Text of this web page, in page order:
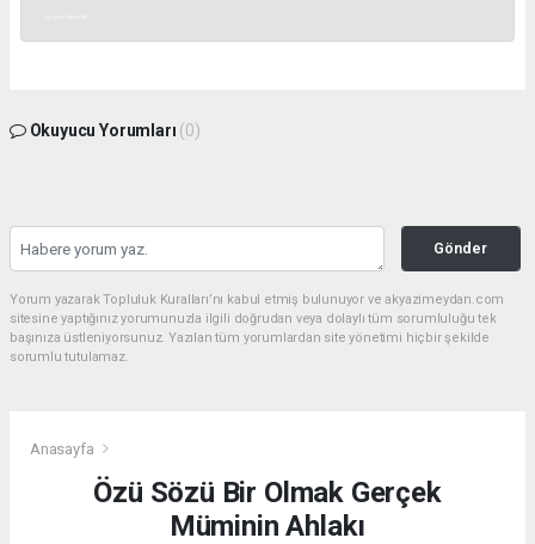
Okuyucu Yorumları (0)
Gönder
Yorum yazarak Topluluk Kuralları’nı kabul etmiş bulunuyor ve akyazimeydan.com
sitesine yaptığınız yorumunuzla ilgili doğrudan veya dolaylı tüm sorumluluğu tek
başınıza üstleniyorsunuz. Yazılan tüm yorumlardan site yönetimi hiçbir şekilde
sorumlu tutulamaz.
Anasayfa
Özü Sözü Bir Olmak Gerçek
Müminin Ahlakı